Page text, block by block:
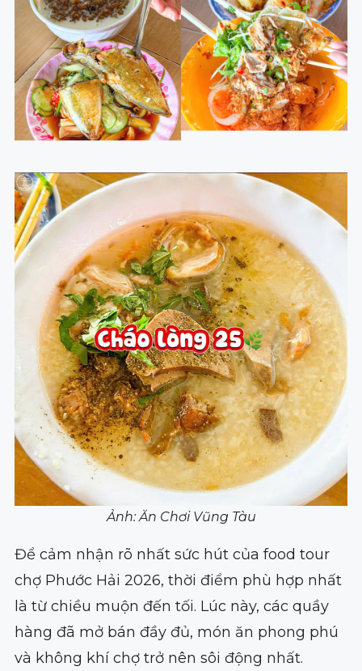
Ảnh: Ăn Chơi Vũng Tàu
Để cảm nhận rõ nhất sức hút của food tour
chợ Phước Hải 2026, thời điểm phù hợp nhất
là từ chiều muộn đến tối. Lúc này, các quầy
hàng đã mở bán đầy đủ, món ăn phong phú
và không khí chợ trở nên sôi động nhất.